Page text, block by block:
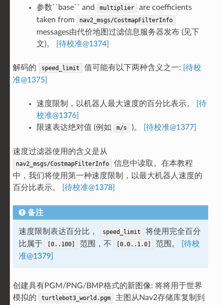
参数``base`` and
multiplier
are coefficients
taken from
nav2_msgs/CostmapFilterInfo
messages由代价地图过滤信息服务器发布 (见下
文)。
[待校准@1374]
解码的 speed_limit 值可能有以下两种含义之一:
[待校
准@1375]
速度限制，以机器人最大速度的百分比表示。
[待
校准@1376]
限速表达绝对值 (例如
m/s )。 [待校准@1377]
速度过滤器使用的含义是从
nav2_msgs/CostmapFilterInfo
信息中读取。在本教程
中，我们将使用第一种速度限制，以最大机器人速度的
百分比表示。
[待校准@1378]
备注
速度限制表达百分比， speed_limit
将使用完全百分
比属于
[0..100] 范围，不 [0.0..1.0] 范围。
[待校
准@1379]
创建具有PGM/PNG/BMP格式的新图像: 将将用于世界
模拟的
turtlebot3_world.pgm
主图从Nav2存储库复制到